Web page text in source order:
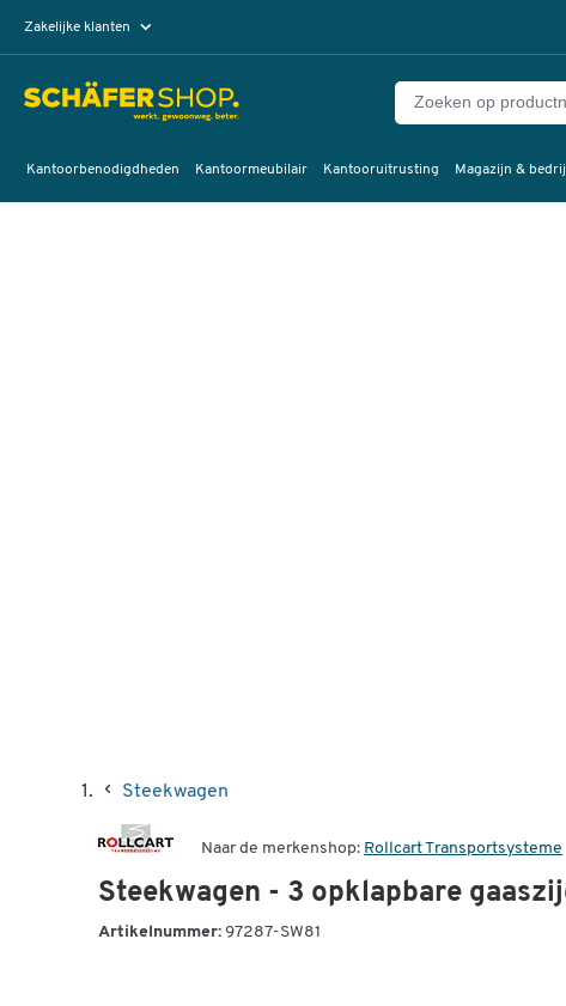
Zakelijke klanten
Kantoorbenodigdheden Kantoormeubilair Kantooruitrusting Magazijn &
Steekwagen
Naar de merkenshop: Rollcart Transportsysteme
Steekwagen - 3 opklapbare
Artikelnummer: 97287-SW81